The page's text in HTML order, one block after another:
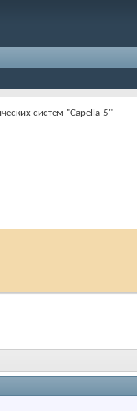
систем "Capella-5"